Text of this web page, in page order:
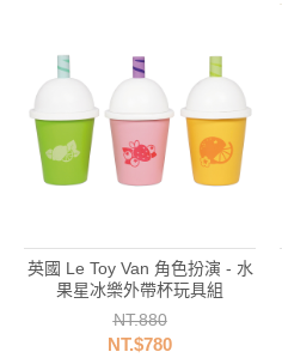
英國 Le Toy Van 角色扮演 - 水
果星冰樂外帶杯玩具組
NT.880
NT.$780